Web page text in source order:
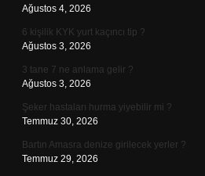
Ağustos 4, 2026
6 kişilik KYK yurt kaçıncı tip ?
Ağustos 3, 2026
3 tane 7 ne anlama gelir ?
Ağustos 3, 2026
Şeker hastaları hurma yiyebilir mi ?
Temmuz 30, 2026
Bartın Amasra denize girilecek yerler ?
Temmuz 29, 2026